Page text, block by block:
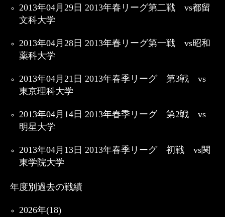
2013年04月29日 2013年春リーグ第二戦 vs都留
文科大学
2013年04月28日 2013年春リーグ第一戦 vs昭和
薬科大学
2013年04月21日 2013年春季リーグ 第3戦 vs
東京理科大学
2013年04月14日 2013年春季リーグ 第2戦 vs
明星大学
2013年04月13日 2013年春季リーグ 初戦 vs関
東学院大学
年度別過去の戦績
2026年(18)